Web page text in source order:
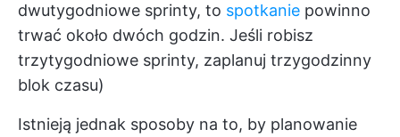
dwutygodniowe sprinty, to spotkanie powinno
trwać około dwóch godzin. Jeśli robisz
trzytygodniowe sprinty, zaplanuj trzygodzinny
blok czasu)
Istnieją jednak sposoby na to, by planowanie